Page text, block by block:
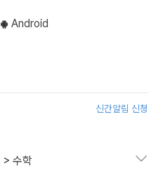
Android
신간알림 신청
> 수학